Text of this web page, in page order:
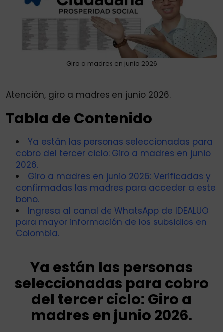
Giro a madres en junio 2026
Atención, giro a madres en junio 2026.
Tabla de Contenido
Ya están las personas seleccionadas para
cobro del tercer ciclo: Giro a madres en junio
2026.
Giro a madres en junio 2026: Verificadas y
confirmadas las madres para acceder a este
bono.
Ingresa al canal de WhatsApp de IDEALUO
para mayor información de los subsidios en
Colombia.
Ya están las personas
seleccionadas para cobro
del tercer ciclo: Giro a
madres en junio 2026.